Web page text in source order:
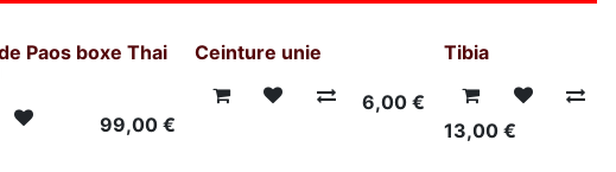
Paos boxe Thai
99,00 €
Ceinture unie
6,00 €
Tibia
13,00 €